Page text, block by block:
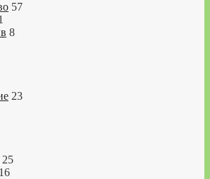
57
8
23
25
16